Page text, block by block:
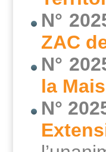
N°
ZAC
N°
la
N°